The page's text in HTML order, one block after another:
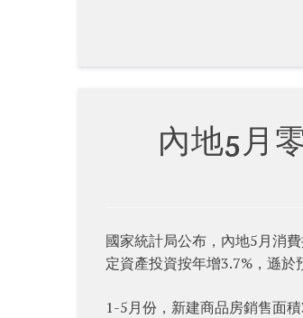
內地5月
國家統計局公布，內地5月消
定資產投資按年增3.7%，遜於
1-5月份，新建商品房銷售面